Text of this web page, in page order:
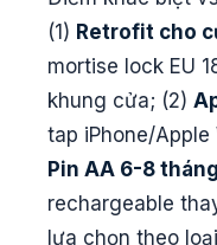
(1) Retrofit cho
mortise lock EU
khung cửa; (2)
tap iPhone/
Pin AA 6-8 tháng
rechargeable
lựa chọn theo